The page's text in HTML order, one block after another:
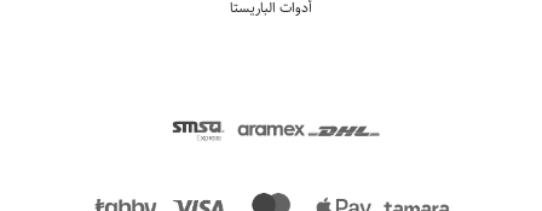
أدوات الباريستا